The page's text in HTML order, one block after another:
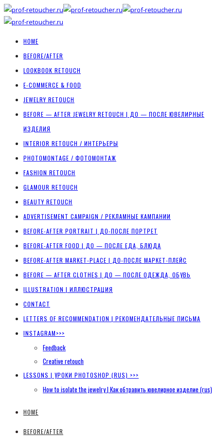
HOME
BEFORE/AFTER
LOOKBOOK RETOUCH
E-COMMERCE & FOOD
JEWELRY RETOUCH
BEFORE — AFTER JEWELRY RETOUCH | ДО — ПОСЛЕ ЮВЕЛИРНЫЕ
ИЗДЕЛИЯ
INTERIOR RETOUCH / ИНТЕРЬЕРЫ
PHOTOMONTAGE / ФОТОМОНТАЖ
FASHION RETOUCH
GLAMOUR RETOUCH
BEAUTY RETOUCH
ADVERTISEMENT CAMPAIGN / РЕКЛАМНЫЕ КАМПАНИИ
BEFORE-AFTER PORTRAIT | ДО-ПОСЛЕ ПОРТРЕТ
BEFORE-AFTER FOOD | ДО — ПОСЛЕ ЕДА, БЛЮДА
BEFORE-AFTER MARKET-PLACE | ДО-ПОСЛЕ МАРКЕТ-ПЛЕЙС
BEFORE — AFTER CLOTHES | ДО — ПОСЛЕ ОДЕЖДА, ОБУВЬ
ILLUSTRATION | ИЛЛЮСТРАЦИЯ
CONTACT
LETTERS OF RECOMMENDATION | РЕКОМЕНДАТЕЛЬНЫЕ ПИСЬМА
INSTAGRAM>>>
Feedback
Creative retouch
LESSONS | УРОКИ PHOTOSHOP (RUS) >>>
How to isolate the jewelry | Как обтравить ювелирное изделие (rus)
HOME
BEFORE/AFTER